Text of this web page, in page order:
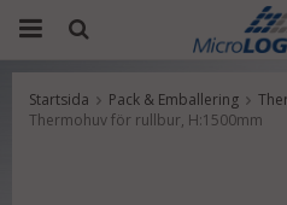
Produkten har blivit
Startsida Pack & Emballering
Thermohuv för rullbur, H:1500mm